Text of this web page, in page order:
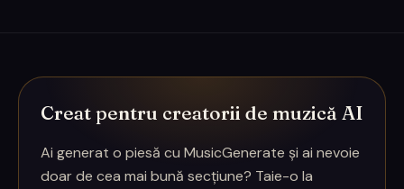
Creat pentru creatorii de muzică AI
Ai generat o piesă cu MusicGenerate și ai nevoie
doar de cea mai bună secțiune? Taie-o la